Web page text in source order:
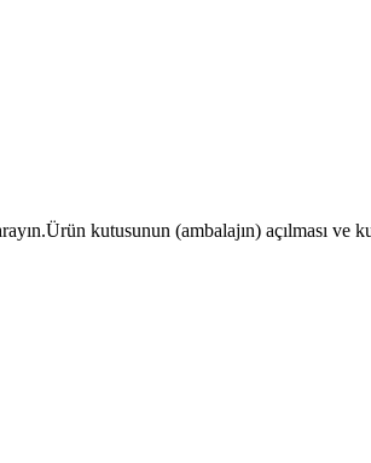
kutusunun (ambalajın) açılması ve